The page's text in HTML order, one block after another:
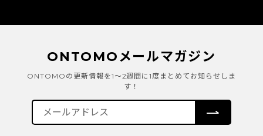
ONTOMOメールマガジン
ONTOMOの更新情報を1～2週間に1度まとめてお知らせしま
す！